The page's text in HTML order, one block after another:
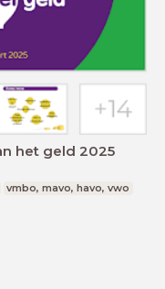
het geld 2025
vmbo, mavo, havo, vwo